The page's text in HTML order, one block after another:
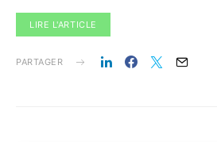
LIRE L'ARTICLE
PARTAGER